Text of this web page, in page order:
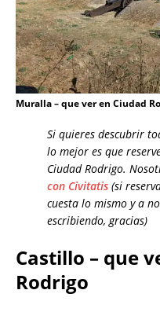
Muralla – que ver en Ciudad
Si quieres descubrir
lo mejor es que
Ciudad Rodrigo.
con Civitatis (si
cuesta lo mismo y a
escribiendo, gracias)
Castillo – que
Rodrigo